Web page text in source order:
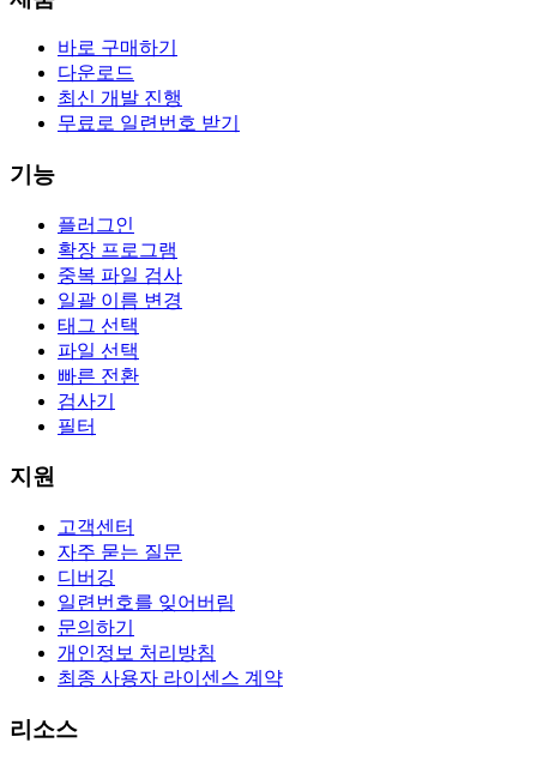
바로 구매하기
다운로드
최신 개발 진행
무료로 일련번호 받기
기능
플러그인
확장 프로그램
중복 파일 검사
일괄 이름 변경
태그 선택
파일 선택
빠른 전환
검사기
필터
지원
고객센터
자주 묻는 질문
디버깅
일련번호를 잊어버림
문의하기
개인정보 처리방침
최종 사용자 라이센스 계약
리소스